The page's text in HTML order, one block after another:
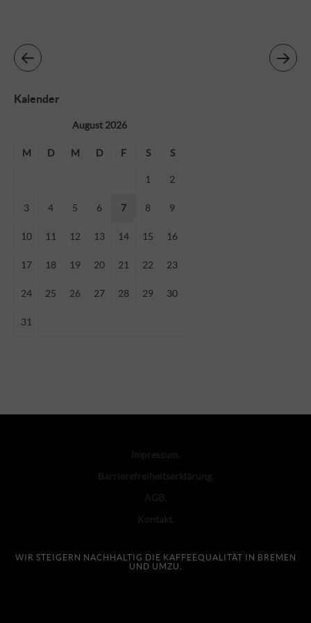
Kalender
August 2026
M D M D F S S
1 2
3 4 5 6 7 8 9
10 11 12 13 14 15 16
17 18 19 20 21 22 23
24 25 26 27 28 29 30
31
WIR STEIGERN NACHHALTIG DIE KAFFEEQUALITÄT IN BREMEN
UND UMZU.